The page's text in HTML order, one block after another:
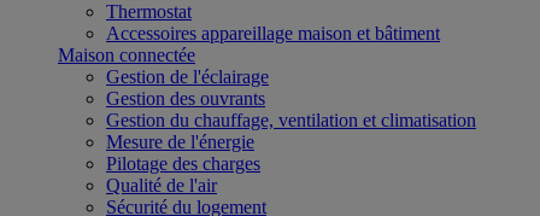
Thermostat
Accessoires appareillage maison et bâtiment
Maison connectée
Gestion de l'éclairage
Gestion des ouvrants
Gestion du chauffage, ventilation et climatisation
Mesure de l'énergie
Pilotage des charges
Qualité de l'air
Sécurité du logement